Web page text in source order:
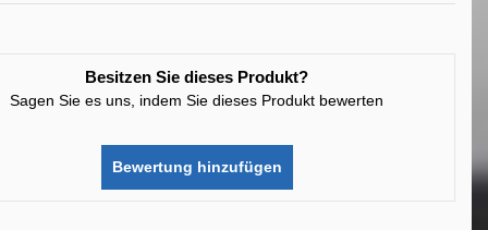
Besitzen Sie dieses Produkt?
Sagen Sie es uns, indem Sie dieses Produkt bewerten
Bewertung hinzufügen